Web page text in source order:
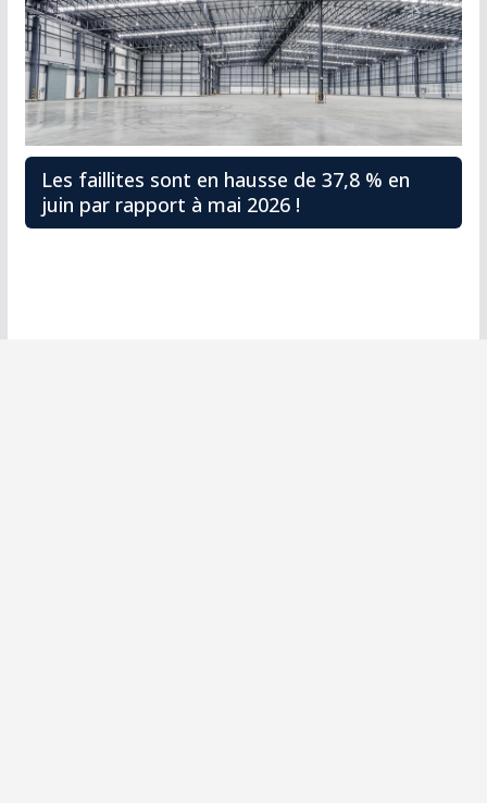
Les faillites sont en hausse de 37,8 % en
juin par rapport à mai 2026 !